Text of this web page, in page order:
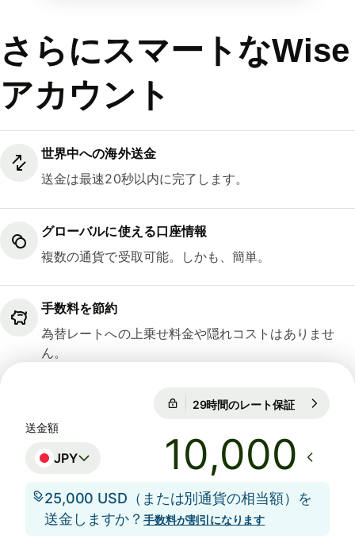
さらにスマートなWise
アカウント
世界中への海外送金
送金は最速20秒以内に完了します。
グローバルに使える口座情報
複数の通貨で受取可能。しかも、簡単。
手数料を節約
為替レートへの上乗せ料金や隠れコストはありませ
ん。
29時間のレート保証
送金額
JPY
25,000 USD（または別通貨の相当額）を
送金しますか？手数料が割引になります